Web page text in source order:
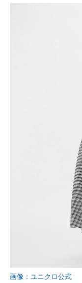
画像：ユニクロ公式